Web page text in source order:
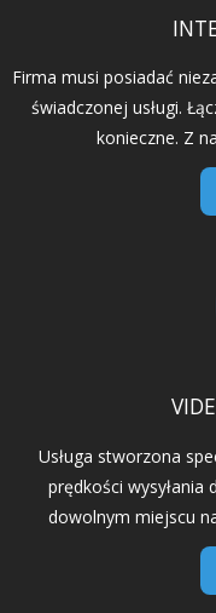
Firma musi posiadać
świadczonej usługi.
konieczne. Z
Usługa stworzona
prędkości wysyłania
dowolnym miejscu